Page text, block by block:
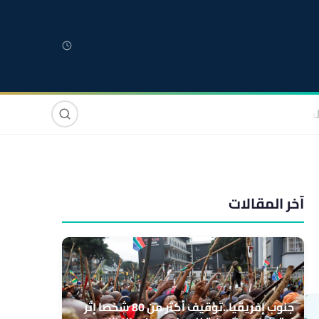
صوت وصورة
آخر المقالات
جنوب إفريقيا..توقيف أكثر من 80 شخصا إثر